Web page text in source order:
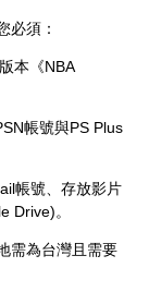
須：
本《NBA
帳號與PS Plus
帳號、存放影片
Drive)。
需為台灣且需要